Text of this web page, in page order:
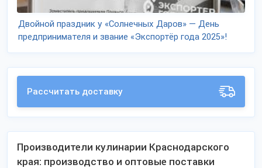
Двойной праздник у «Солнечных Даров» — День
предпринимателя и звание «Экспортёр года 2025»!
Рассчитать доставку
Производители кулинарии Краснодарского
края: производство и оптовые поставки